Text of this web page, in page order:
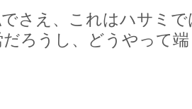
さえ、これはハサミ
ろうし、どうやって